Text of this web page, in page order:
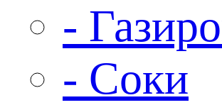
-
- Соки